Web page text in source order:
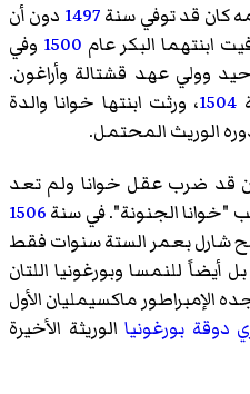
كان قد توفي سنة1497 دون أن
ابنتهما البكر عام 1500 وفي
وولي عهد قشتالة وأراغون.
1504، ورثت ابنتها خوانا والدة
الوريث المحتمل.
قد ضرب عقل خوانا ولم تعد
"خوانا الجنونة". في سنة1506
شارل بعمر الستة سنوات فقط
للنمسا وبورغونيا اللتان
الإمبراطور ماكسيمليان الأول
دوقة بورغونياالوريثة الأخيرة